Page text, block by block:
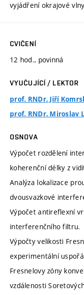
vyjádření okrajové
CVIČENÍ
12 hod., povinná
VYUČUJÍCÍ / LEKTOR
prof. RNDr. Jiří
prof. RNDr. Miroslav
OSNOVA
Výpočet rozdělení
koherenční délky z
Analýza lokalizace
dvousvazkové
Výpočet antireflexní
interferenčního filtru.
Výpočty velikosti
experimentální
Fresnelovy zóny
vzdálenosti